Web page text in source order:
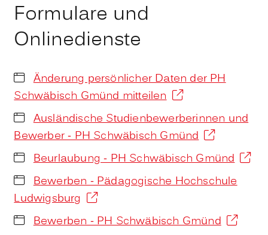
Formulare und
Onlinedienste
Änderung persönlicher Daten der PH
Schwäbisch Gmünd mitteilen
Ausländische Studienbewerberinnen und
Bewerber - PH Schwäbisch Gmünd
Beurlaubung - PH Schwäbisch Gmünd
Bewerben - Pädagogische Hochschule
Ludwigsburg
Bewerben - PH Schwäbisch Gmünd